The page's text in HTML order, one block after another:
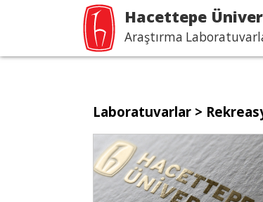
Hacettepe
Araştırma
Laboratuvarlar >